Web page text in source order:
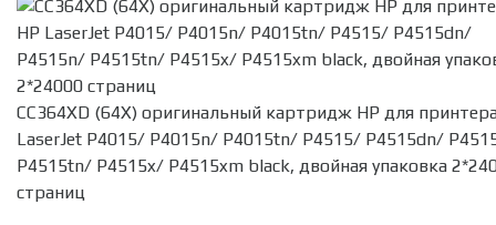
CC364XD (64X) оригинальный картридж HP для
LaserJet P4015/ P4015n/ P4015tn/ P4515/ P4515dn/
P4515tn/ P4515x/ P4515xm black, двойная упаковка
страниц